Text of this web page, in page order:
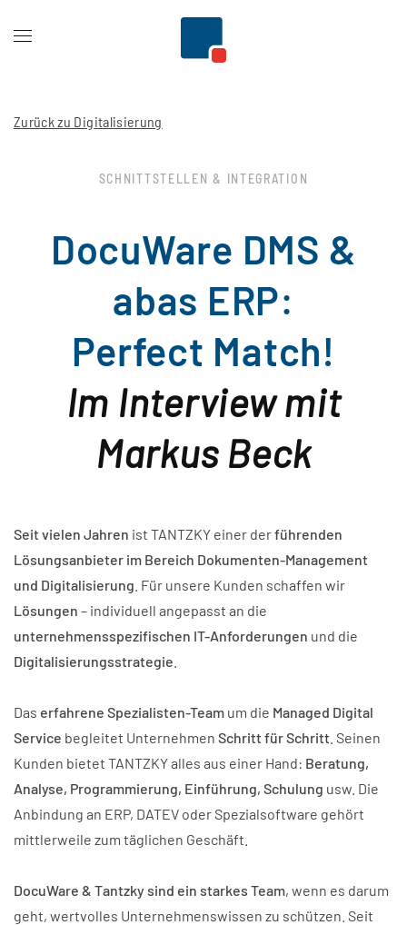
Zurück zu Digitalisierung
SCHNITTSTELLEN & INTEGRATION
DocuWare DMS &
abas ERP:
Perfect Match!
Im Interview mit
Markus Beck
Seit vielen Jahren ist TANTZKY einer derführenden
Lösungsanbieter im Bereich Dokumenten-Management
und Digitalisierung . Für unsere Kunden schaffen wir
Lösungen – individuell angepasst an die
unternehmensspezifischen IT-Anforderungen und die
Digitalisierungsstrategie
Das erfahrene Spezialisten-Team um die Managed Digital
Service begleitet Unternehmen Schritt für Schritt . Seinen
Kunden bietet TANTZKY alles aus einer Hand: Beratung,
Analyse, Programmierung, Einführung, Schulung usw. Die
Anbindung an ERP, DATEV oder Spezialsoftware gehört
mittlerweile zum täglichen Geschäft.
DocuWare & Tantzky sind ein starkes Team, wenn es darum
geht, wertvolles Unternehmenswissen zu schützen. Seit